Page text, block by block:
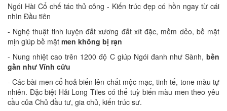
Ngói Hài Cổ chế tác thủ công - Kiến trúc đẹp có hồn ngay từ cái
nhìn Đầu tiên
- Nghệ thuật tinh luyện đất xương đất xít đặc, mềm dẻo, bề mặt
mịn giúp bề mặt men không bị rạn
- Nung nhiệt cao trên 1200 độ C giúp Ngói đanh như Sành, bền
gần như Vĩnh cửu
- Các bài men cổ hoả biến lên chất mộc mạc, tinh tế, tone màu tự
nhiên. Đặc biệt Hải Long Tiles có thể tuỳ biến màu men theo yêu
cầu của Chủ đầu tư, gia chủ, kiến trúc sư.